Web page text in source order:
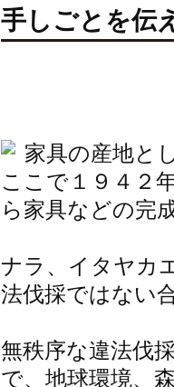
手しごとを伝
家具の産地と
ここで１９４２
ら家具などの完
ナラ、イタヤカ
法伐採ではない
無秩序な違法伐
で、地球環境、